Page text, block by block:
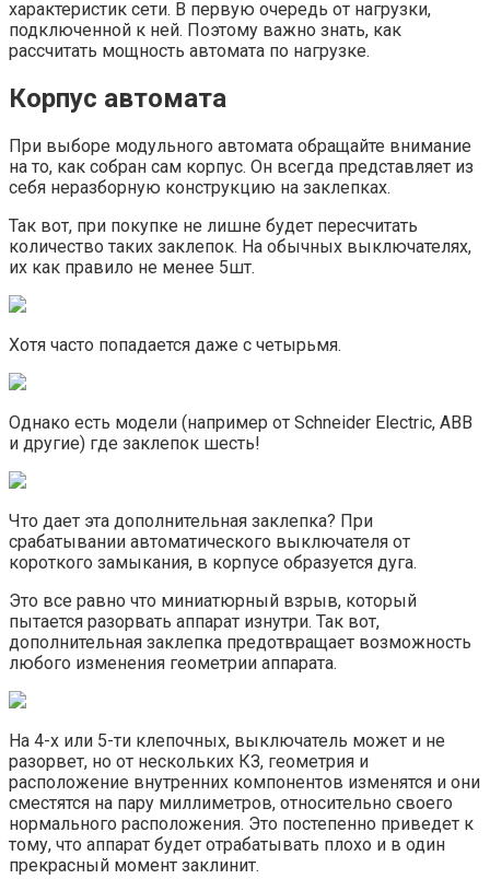
характеристик сети. В первую очередь от нагрузки,
подключенной к ней. Поэтому важно знать, как
рассчитать мощность автомата по нагрузке.
Корпус автомата
При выборе модульного автомата обращайте внимание
на то, как собран сам корпус. Он всегда представляет из
себя неразборную конструкцию на заклепках.
Так вот, при покупке не лишне будет пересчитать
количество таких заклепок. На обычных выключателях,
их как правило не менее 5шт.
Хотя часто попадается даже с четырьмя.
Однако есть модели (например от Schneider Electric, ABB
и другие) где заклепок шесть!
Что дает эта дополнительная заклепка? При
срабатывании автоматического выключателя от
короткого замыкания, в корпусе образуется дуга.
Это все равно что миниатюрный взрыв, который
пытается разорвать аппарат изнутри. Так вот,
дополнительная заклепка предотвращает возможность
любого изменения геометрии аппарата.
На 4-х или 5-ти клепочных, выключатель может и не
разорвет, но от нескольких КЗ, геометрия и
расположение внутренних компонентов изменятся и они
сместятся на пару миллиметров, относительно своего
нормального расположения. Это постепенно приведет к
тому, что аппарат будет отрабатывать плохо и в один
прекрасный момент заклинит.